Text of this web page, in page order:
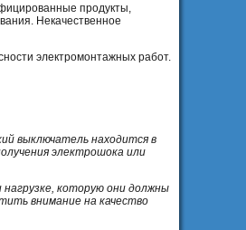
продукты,
Некачественное
электромонтажных работ.
выключатель находится в
электрошока или
которую они должны
внимание на качество